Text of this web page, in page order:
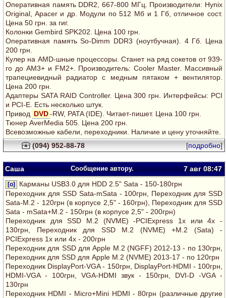
Оперативная память DDR2, 667-800 МГц. Производители: Hynix
Original, Apacer и др. Модули по 512 Мб и 1 Гб, отличное сост.
Цена 50 грн. за гиг.
Колонки Gembird SPK202. Цена 100 грн.
Оперативная память So-Dimm DDR3 (ноутбучная). 4 Гб. Цена
200 грн.
Кулер на AMD-шные процессоры. Станет на ряд сокетов от 939-
го до AM3+ и FM2+. Производитель: Cooler Master. Массивный
трапециевидный радиатор с медным пятаком + вентилятор.
Цена 200 грн.
Адаптеры SATA RAID Controller. Цена 300 грн. Интерфейсы: PCI
и PCI-E. Есть несколько штук.
Привод DVD-RW, PATA (IDE). Читает-пишет. Цена 100 грн.
Тюнер AverMedia 505. Цена 200 грн.
Всевозможные кабели, переходники. Наличие и цену уточняйте.
(094) 952-88-78
[подробно]
Саша Сообщение автору. 7 авг08:47
[o]
Карманы USB3.0 для HDD 2.5" Sata - 150-180грн
Переходник для SSD Sata-mSata - 100грн, Переходник для SSD
Sata-М.2 - 120грн (в корпусе 2,5" - 160грн), Переходник для SSD
Sata - mSata+М.2 - 150грн (в корпусе 2,5" - 200грн)
Переходник для SSD M.2 (NVME) -PCIExpress 1х или 4x -
130грн, Переходник для SSD M.2 (NVME) +M.2 (Sata) -
PCIExpress 1х или 4x - 200грн
Переходник для SSD для Apple M.2 (NGFF) 2012-13 - по 130грн,
Переходник для SSD для Apple M.2 (NVME) 2013-17 - по 120грн
Переходник DisplayPort-VGA - 150грн, DisplayPort-HDMI - 100грн,
HDMI-VGA - 100грн, VGA-HDMI звук - 150грн, DVI-D -VGA -
130грн
Переходник HDMI - Micro+Mini HDMI - 80грн (различные другие